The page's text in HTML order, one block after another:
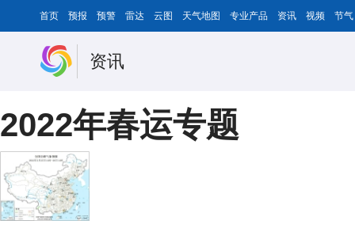
首页 预报 预警 雷达 云图 天气地图 专业产品 资讯 视频 节气
资讯
2022年春运专题